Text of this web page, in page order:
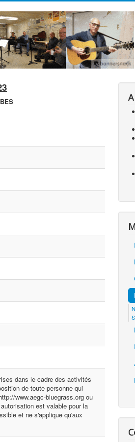
dans le cadre des activités
de toute personne qui
www.aegc-bluegrass.org ou
est valable pour la
et ne s'applique qu'aux